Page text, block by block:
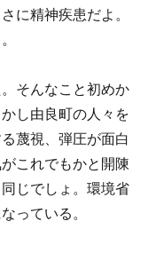
に精神疾患だよ。
そんなこと初めか
し由良町の人々を
蔑視、弾圧が面白
これでもかと開陳
じでしょ。環境省
っている。